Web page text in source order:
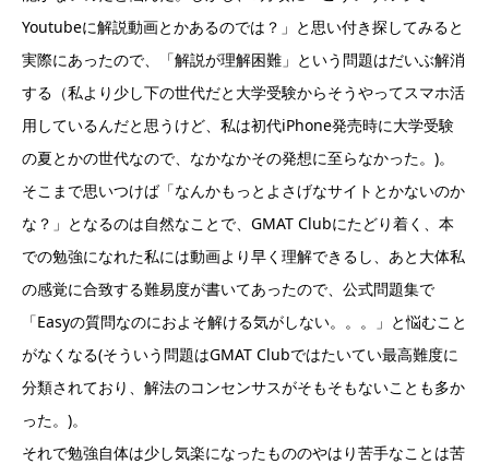
Youtubeに解説動画とかあるのでは？」と思い付き探してみると
実際にあったので、「解説が理解困難」という問題はだいぶ解消
する（私より少し下の世代だと大学受験からそうやってスマホ活
用しているんだと思うけど、私は初代iPhone発売時に大学受験
の夏とかの世代なので、なかなかその発想に至らなかった。)。
そこまで思いつけば「なんかもっとよさげなサイトとかないのか
な？」となるのは自然なことで、GMAT Clubにたどり着く、本
での勉強になれた私には動画より早く理解できるし、あと大体私
の感覚に合致する難易度が書いてあったので、公式問題集で
「Easyの質問なのにおよそ解ける気がしない。。。」と悩むこと
がなくなる(そういう問題はGMAT Clubではたいてい最高難度に
分類されており、解法のコンセンサスがそもそもないことも多か
った。)。
それで勉強自体は少し気楽になったもののやはり苦手なことは苦